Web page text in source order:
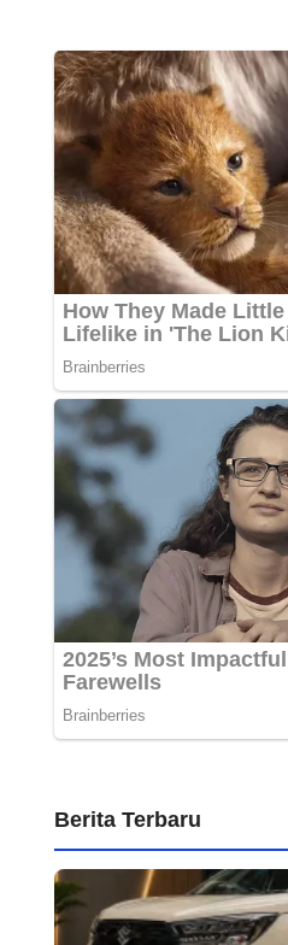
Berita Terbaru